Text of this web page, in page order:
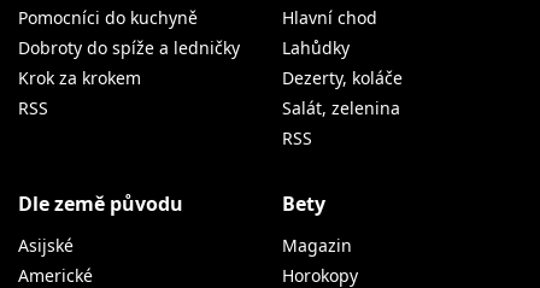
Pomocníci do kuchyně
Dobroty do spíže a ledničky
Krok za krokem
RSS
Hlavní chod
Lahůdky
Dezerty, koláče
Salát, zelenina
RSS
Dle země původu
Asijské
Americké
Bety
Magazin
Horokopy